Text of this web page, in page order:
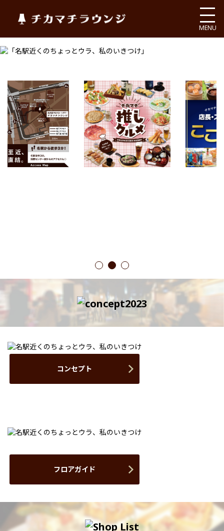
チカマチラウンジ
MENU
1 2 3
コンセプト
フロアガイド